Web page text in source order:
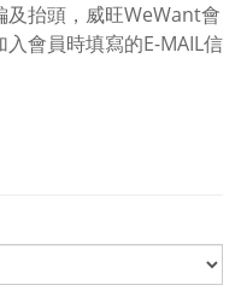
及抬頭，威旺WeWant會
會員時填寫的E-MAIL信